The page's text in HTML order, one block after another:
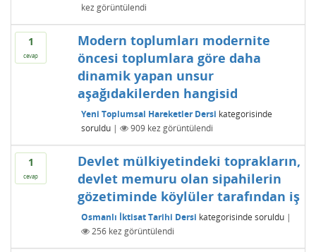
kez görüntülendi
1
cevap
Modern toplumları modernite
öncesi toplumlara göre daha
dinamik yapan unsur
aşağıdakilerden hangisid
Yeni Toplumsal Hareketler Dersi kategorisinde
soruldu | 909kez görüntülendi
1
cevap
Devlet mülkiyetindeki toprakların,
devlet memuru olan sipahilerin
gözetiminde köylüler tarafından iş
Osmanlı İktisat Tarihi Dersi kategorisinde soruldu |
256kez görüntülendi